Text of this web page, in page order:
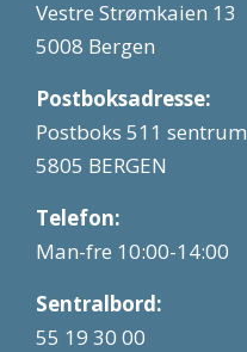
Vestre Strømkaien 13
5008 Bergen
Postboksadresse:
Postboks 511 sentrum
5805 BERGEN
Telefon:
Man-fre 10:00-14:00
Sentralbord:
55 19 30 00